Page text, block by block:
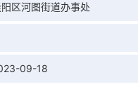
阳区河图街道办事处
09-18